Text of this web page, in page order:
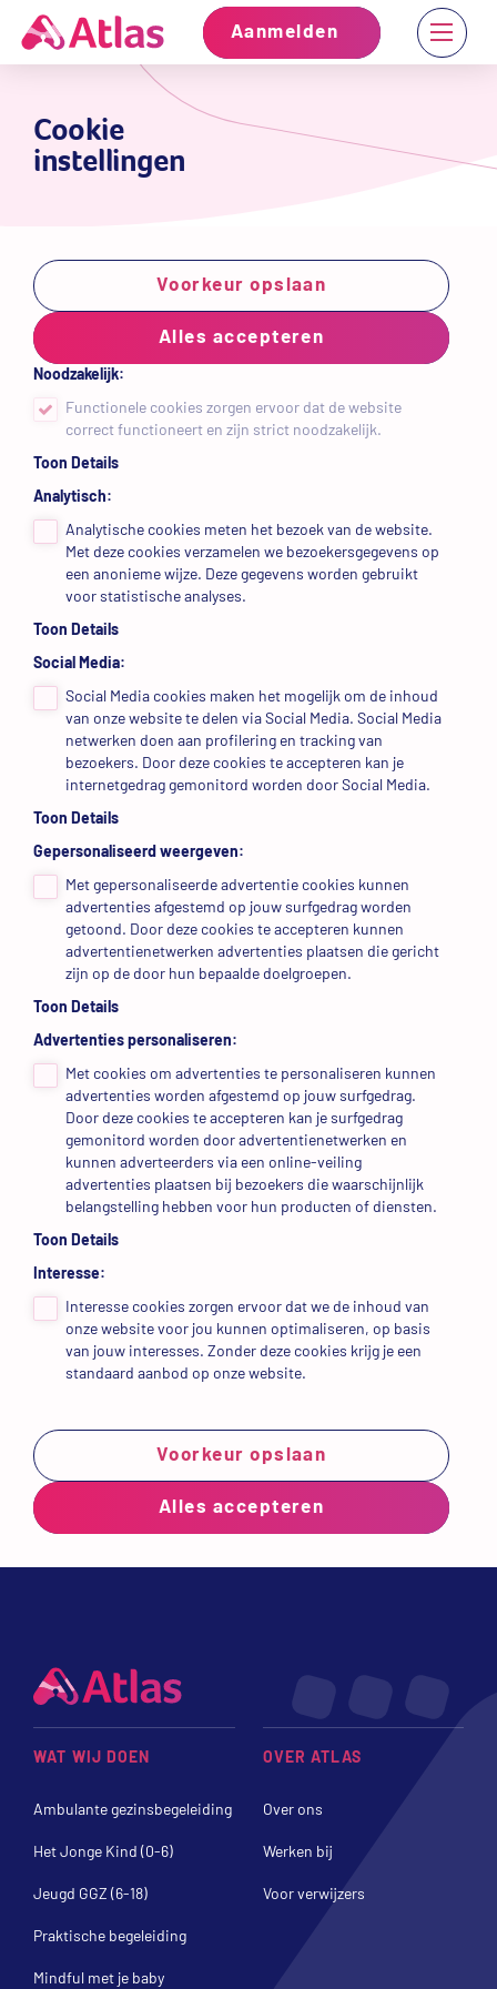
Aanmelden
Zoeken naar
Cookie
instellingen
Voorkeur opslaan
Alles accepteren
Noodzakelijk:
Functionele cookies zorgen ervoor dat de website
correct functioneert en zijn strict noodzakelijk.
Toon Details
Analytisch:
Analytische cookies meten het bezoek van de website.
Met deze cookies verzamelen we bezoekersgegevens op
een anonieme wijze. Deze gegevens worden gebruikt
voor statistische analyses.
Toon Details
Social Media:
Social Media cookies maken het mogelijk om de inhoud
van onze website te delen via Social Media. Social Media
netwerken doen aan profilering en tracking van
bezoekers. Door deze cookies te accepteren kan je
internetgedrag gemonitord worden door Social Media.
Toon Details
Gepersonaliseerd weergeven:
Met gepersonaliseerde advertentie cookies kunnen
advertenties afgestemd op jouw surfgedrag worden
getoond. Door deze cookies te accepteren kunnen
advertentienetwerken advertenties plaatsen die gericht
zijn op de door hun bepaalde doelgroepen.
Toon Details
Advertenties personaliseren:
Met cookies om advertenties te personaliseren kunnen
advertenties worden afgestemd op jouw surfgedrag.
Door deze cookies te accepteren kan je surfgedrag
gemonitord worden door advertentienetwerken en
kunnen adverteerders via een online-veiling
advertenties plaatsen bij bezoekers die waarschijnlijk
belangstelling hebben voor hun producten of diensten.
Toon Details
Interesse:
Interesse cookies zorgen ervoor dat we de inhoud van
onze website voor jou kunnen optimaliseren, op basis
van jouw interesses. Zonder deze cookies krijg je een
standaard aanbod op onze website.
Voorkeur opslaan
Alles accepteren
WAT WIJ DOEN
Ambulante gezinsbegeleiding
Het Jonge Kind (0-6)
Jeugd GGZ (6-18)
Praktische begeleiding
Mindful met je baby
OVER ATLAS
Over ons
Werken bij
Voor verwijzers